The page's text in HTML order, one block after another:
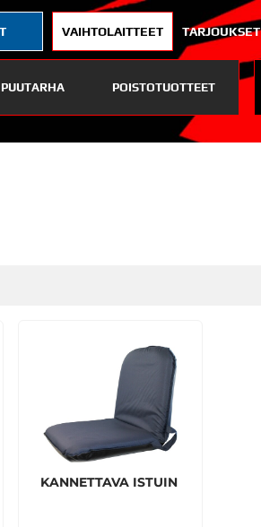
VAIHTOLAITTEET TARJOUKSET
POISTOTUOTTEET
KANNETTAVA ISTUIN